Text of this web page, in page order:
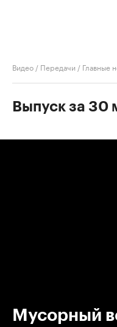
Видео / Передачи / Главные
Выпуск за 30
Мусорный